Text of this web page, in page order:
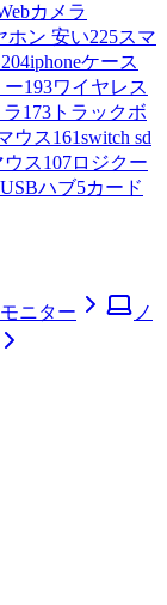
カメラ
ホン 安い225スマ
204iphoneケース
ー193ワイヤレス
173 トラックボ
ウス161switch sd
ウス107ロジクー
USBハブ5カード
モニター
ノ